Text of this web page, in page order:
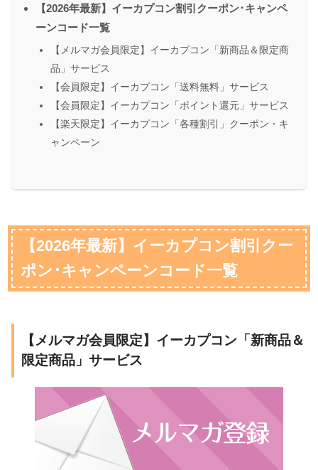
【2026年最新】イーカプコン割引クーポン･キャンペ
ーンコード一覧
【メルマガ会員限定】イーカプコン「新商品＆限定商
品」サービス
【会員限定】イーカプコン「送料無料」サービス
【会員限定】イーカプコン「ポイント還元」サービス
【楽天限定】イーカプコン「各種割引」クーポン・キ
ャンペーン
【2026年最新】イーカプコン割引クー
ポン･キャンペーンコード一覧
【メルマガ会員限定】イーカプコン「新商品＆
限定商品」サービス